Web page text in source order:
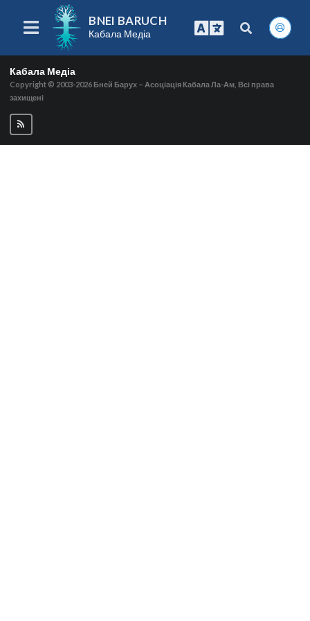
BNEI BARUCH
Кабала Медіа
Кабала Медіа
Copyright © 2003-2026 Бней Барух – Асоціація Кабала Ла-Ам, Всі права
захищені